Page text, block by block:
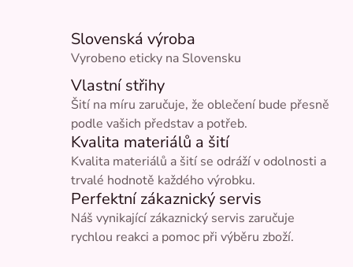
Slovenská výroba
Vyrobeno eticky na Slovensku
Vlastní střihy
Šití na míru zaručuje, že oblečení bude přesně
podle vašich představ a potřeb.
Kvalita materiálů a šití
Kvalita materiálů a šití se odráží v odolnosti a
trvalé hodnotě každého výrobku.
Perfektní zákaznický servis
Náš vynikající zákaznický servis zaručuje
rychlou reakci a pomoc při výběru zboží.